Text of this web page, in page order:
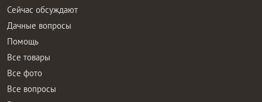
Сейчас обсуждают
Дачные вопросы
Помощь
Все товары
Все фото
Все вопросы